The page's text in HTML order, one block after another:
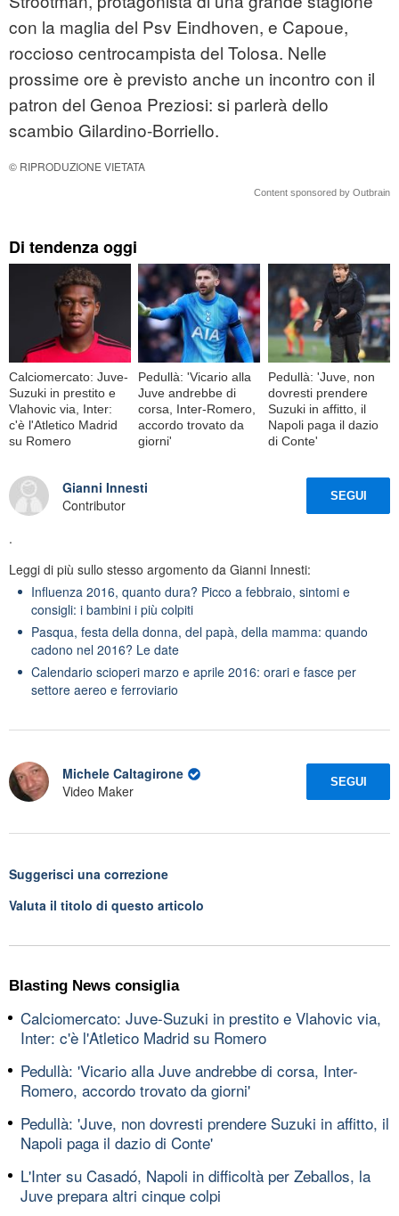
con la maglia del Psv Eindhoven, e Capoue,
roccioso centrocampista del Tolosa. Nelle
prossime ore è previsto anche un incontro con il
patron del Genoa Preziosi: si parlerà dello
scambio Gilardino-Borriello.
© RIPRODUZIONE VIETATA
Content sponsored by Outbrain
Di tendenza oggi
Calciomercato: Juve-
Suzuki in prestito e
Vlahovic via, Inter:
c'è l'Atletico Madrid
su Romero
Pedullà: 'Vicario alla
Juve andrebbe di
corsa, Inter-Romero,
accordo trovato da
giorni'
Pedullà: 'Juve, non
dovresti prendere
Suzuki in affitto, il
Napoli paga il dazio
di Conte'
Gianni Innesti
Contributor
SEGUI
.
Leggi di più sullo stesso argomento da Gianni Innesti:
Influenza 2016, quanto dura? Picco a febbraio, sintomi e
consigli: i bambini i più colpiti
Pasqua, festa della donna, del papà, della mamma: quando
cadono nel 2016? Le date
Calendario scioperi marzo e aprile 2016: orari e fasce per
settore aereo e ferroviario
Michele Caltagirone
Video Maker
SEGUI
Suggerisci una correzione
Valuta il titolo di questo articolo
Blasting News consiglia
Calciomercato: Juve-Suzuki in prestito e Vlahovic via,
Inter: c'è l'Atletico Madrid su Romero
Pedullà: 'Vicario alla Juve andrebbe di corsa, Inter-
Romero, accordo trovato da giorni'
Pedullà: 'Juve, non dovresti prendere Suzuki in affitto, il
Napoli paga il dazio di Conte'
L'Inter su Casadó, Napoli in difficoltà per Zeballos, la
Juve prepara altri cinque colpi